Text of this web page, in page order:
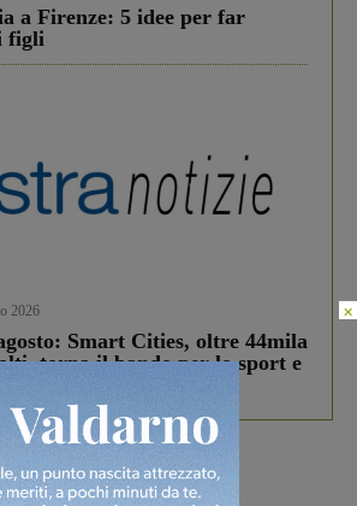
a Firenze: 5 idee per far
figli
2026
Smart Cities, oltre 44mila
torna il bando per lo sport e
×